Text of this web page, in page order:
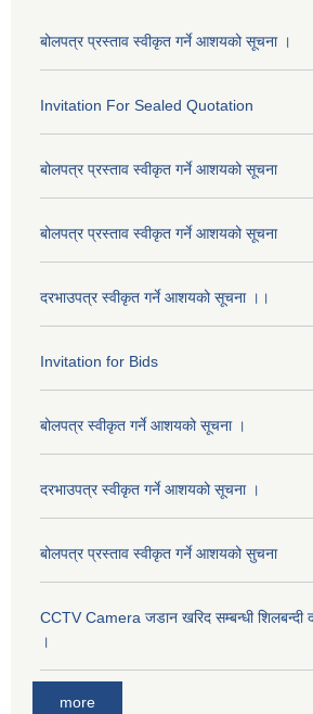
बोलपत्र प्रस्ताव स्वीकृत गर्ने आशयको सूचना ।
Invitation For Sealed Quotation
बोलपत्र प्रस्ताव स्वीकृत गर्ने आशयको सूचना
बोलपत्र प्रस्ताव स्वीकृत गर्ने आशयको सूचना
दरभाउपत्र स्वीकृत गर्ने आशयको सूचना ।।
Invitation for Bids
बोलपत्र स्वीकृत गर्ने आशयको सूचना ।
दरभाउपत्र स्वीकृत गर्ने आशयको सूचना ।
बोलपत्र प्रस्ताव स्वीकृत गर्ने आशयको सुचना
CCTV Camera जडान खरिद सम्बन्धी शिलबन्दी
।
more